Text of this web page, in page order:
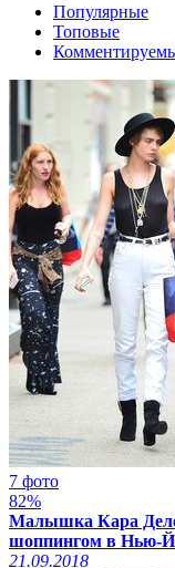
Популярные
Топовые
7 фото
82%
Малышка Кара
шоппингом в Нью-
21.09.2018